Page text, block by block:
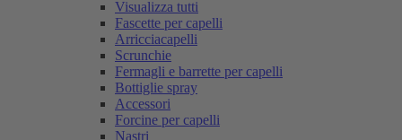
Visualizza tutti
Fascette per capelli
Arricciacapelli
Scrunchie
Fermagli e barrette per capelli
Bottiglie spray
Accessori
Forcine per capelli
Nastri